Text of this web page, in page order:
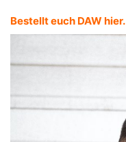
Bestellt euch DAW hier.